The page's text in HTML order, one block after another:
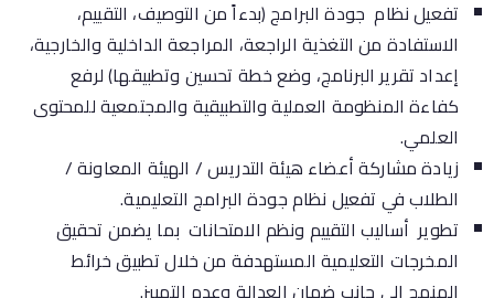
تفعيل نظام جودة البرامج (بدءاً من التوصيف، التقييم،
الاستفادة من التغذية الراجعة، المراجعة الداخلية والخارجية،
إعداد تقرير البرنامج، وضع خطة تحسين وتطبيقها) لرفع
كفاءة المنظومة العملية والتطبيقية والمجتمعية للمحتوى
العلمي.
زيادة مشاركة أعضاء هيئة التدريس / الهيئة المعاونة /
الطلاب في تفعيل نظام جودة البرامج التعليمية.
تطوير أساليب التقييم ونظم الامتحانات بما يضمن تحقيق
المخرجات التعليمية المستهدفة من خلال تطبيق خرائط
المنهج الى جانب ضمان العدالة وعدم التمييز.